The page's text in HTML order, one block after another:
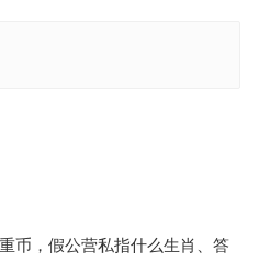
币，假公营私指什么生肖、答